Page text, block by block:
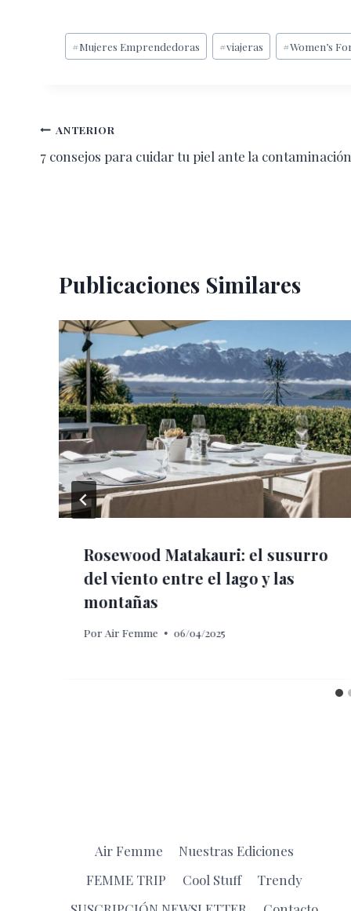
Etiquetas
de
#Mujeres Emprendedoras #viajeras #Women’s
Navegación
de
ANTERIOR
7 consejos para cuidar tu piel ante la contaminación
Publicaciones Similares
Rosewood Matakauri: el susurro
del viento entre el lago y las
montañas
Por Air Femme 06/04/2025
Air Femme
Nuestras Ediciones
FEMME TRIP
Cool Stuff
Trendy